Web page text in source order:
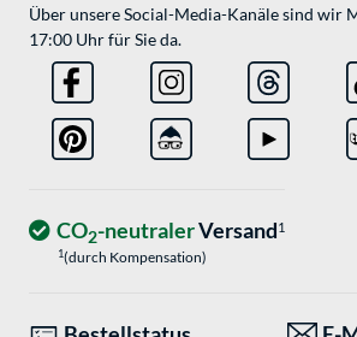
Über unsere Social-Media-Kanäle sind wir
17:00 Uhr für Sie da.
CO2-neutralerVersand1
1(durch Kompensation)